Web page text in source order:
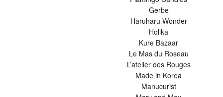
Gerbe
Haruharu Wonder
Holika
Kure Bazaar
Le Mas du Roseau
L’atelier des Rouges
Made in Korea
Manucurist